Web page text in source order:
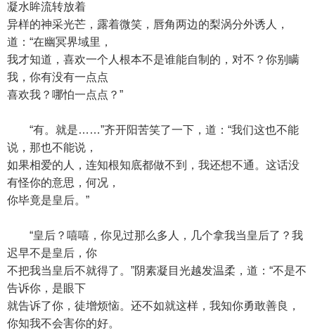
凝水眸流转放着
异样的神采光芒，露着微笑，唇角两边的梨涡分外诱人，
道：“在幽冥界域里，
我才知道，喜欢一个人根本不是谁能自制的，对不？你别瞒
我，你有没有一点点
喜欢我？哪怕一点点？”
“有。就是……”齐开阳苦笑了一下，道：“我们这也不能
说，那也不能说，
如果相爱的人，连知根知底都做不到，我还想不通。这话没
有怪你的意思，何况，
你毕竟是皇后。”
“皇后？嘻嘻，你见过那么多人，几个拿我当皇后了？我
迟早不是皇后，你
不把我当皇后不就得了。”阴素凝目光越发温柔，道：“不是不
告诉你，是眼下
就告诉了你，徒增烦恼。还不如就这样，我知你勇敢善良，
你知我不会害你的好。